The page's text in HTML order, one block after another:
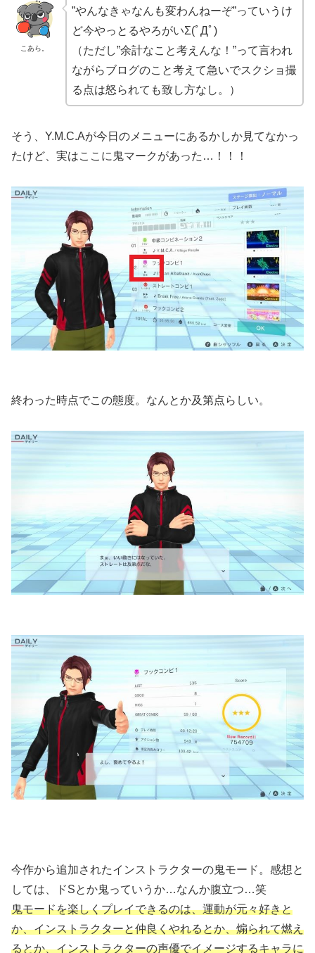
こあら。
”やんなきゃなんも変わんねーぞ”っていうけ
ど今やっとるやろがいΣ(ﾟДﾟ)
（ただし”余計なこと考えんな！”って言われ
ながらブログのこと考えて急いでスクショ撮
る点は怒られても致し方なし。）
そう、Y.M.C.Aが今日のメニューにあるかしか見てなかっ
たけど、実はここに鬼マークがあった…！！！
終わった時点でこの態度。なんとか及第点らしい。
今作から追加されたインストラクターの鬼モード。感想と
しては、ドSとか鬼っていうか…なんか腹立つ…笑
鬼モードを楽しくプレイできるのは、運動が元々好きと
か、インストラクターと仲良くやれるとか、煽られて燃え
るとか、インストラクターの声優でイメージするキャラに